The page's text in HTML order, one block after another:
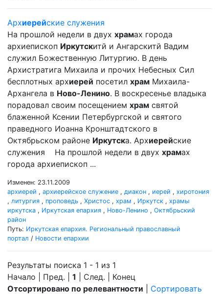
Архиерейские служения
На прошлой недели в двух храмах города
архиепископ Иркутскитй и Ангарскитй Вадим
служил Божественную Литургию. В день
Архистратига Михаила и прочих Небесных Сил
бесплотных архиерей посетил храм Михаила-
Архангела в Ново-Ленино. В воскресенье владыка
порадовал своим посещением храм святой
блаженной Ксении Петербургской и святого
праведного Иоанна Кронштадтского в
Октябрьском районе Иркутска. Архиерейские
служения На прошлой недели в двух храмах
города архиепископ ...
Изменен: 23.11.2009
архиерей , архиерейское служение , диакон , иерей , хиротония
, литургия , проповедь , Христос , храм , Иркутск , храмы
иркутска , Иркутская епархия , Ново-Ленино , Октябрьский
район
Путь: Иркутская епархия. Региональный православный
портал / Новости епархии
Результаты поиска 1 - 1 из 1
Начало | Пред. | 1 | След. | Конец
Отсортировано по релевантности
Сортировать